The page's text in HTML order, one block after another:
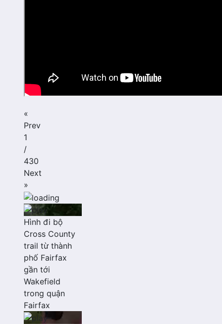
«
Prev
1
/
430
Next
»
Hình đi bộ
Cross County
trail từ thành
phố Fairfax
gần tới
Wakefield
trong quận
Fairfax